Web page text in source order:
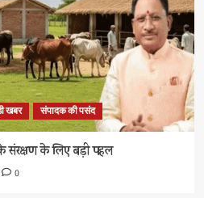
खबर संपादक की पसंद
संरक्षण के लिए बड़ी पहल
0